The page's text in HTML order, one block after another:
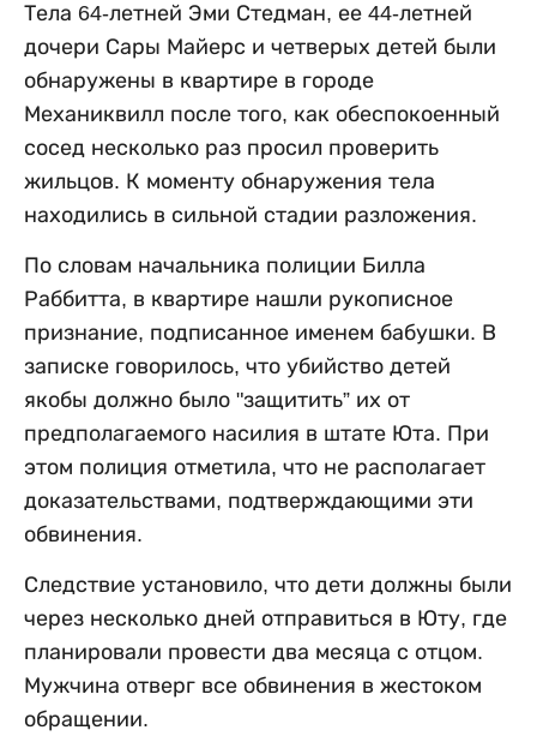
Тела 64-летней Эми Стедман, ее 44-летней
дочери Сары Майерс и четверых детей были
обнаружены в квартире в городе
Механиквилл после того, как обеспокоенный
сосед несколько раз просил проверить
жильцов. К моменту обнаружения тела
находились в сильной стадии разложения.
По словам начальника полиции Билла
Раббитта, в квартире нашли рукописное
признание, подписанное именем бабушки. В
записке говорилось, что убийство детей
якобы должно было "защитить” их от
предполагаемого насилия в штате Юта. При
этом полиция отметила, что не располагает
доказательствами, подтверждающими эти
обвинения.
Следствие установило, что дети должны были
через несколько дней отправиться в Юту, где
планировали провести два месяца с отцом.
Мужчина отверг все обвинения в жестоком
обращении.